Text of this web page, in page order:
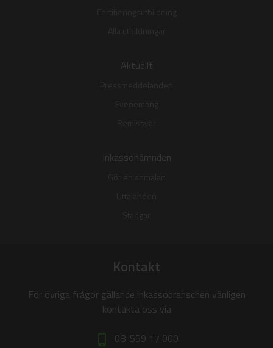
Aktuellt
Inkassonämnden
Kontakt
För övriga frågor gällande inkassobranschen vänligen
kontakta oss via
phone_iphone 08-559 17 000